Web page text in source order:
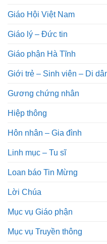
Giáo Hội Việt Nam
Giáo lý – Đức tin
Giáo phận Hà Tĩnh
Giới trẻ – Sinh viên – Di
Gương chứng nhân
Hiệp thông
Hôn nhân – Gia đình
Linh mục – Tu sĩ
Loan báo Tin Mừng
Lời Chúa
Mục vụ Giáo phận
Mục vụ Truyền thông